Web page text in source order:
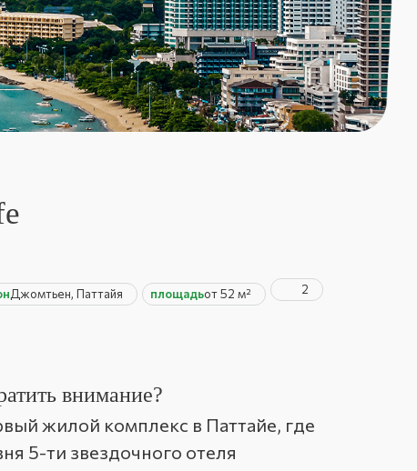
в мире
Джомтьен, Паттайя площадьот 52 м² 2
внимание?
жилой комплекс в Паттайе, где
5-ти звездочного отеля